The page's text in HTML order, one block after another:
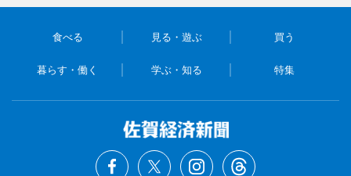
食べる 見る・遊ぶ 買う
暮らす・働く 学ぶ・知る 特集